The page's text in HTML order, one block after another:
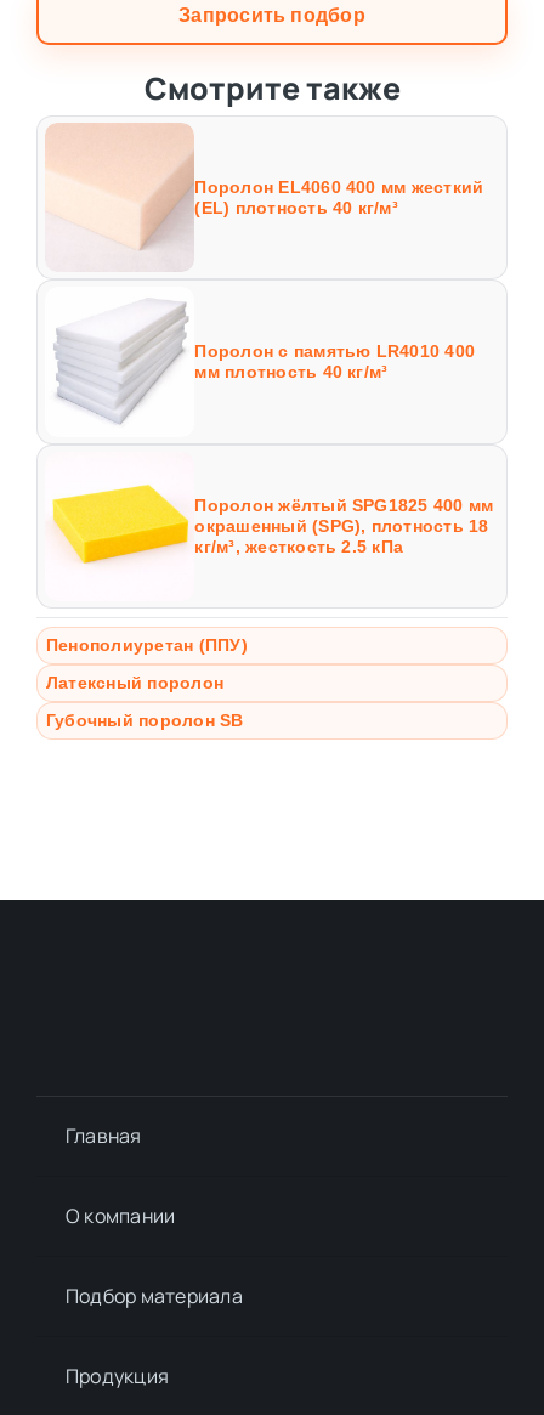
Запросить подбор
Смотрите также
Поролон EL4060 400 мм жесткий
(EL) плотность 40 кг/м³
Поролон с памятью LR4010 400
мм плотность 40 кг/м³
Поролон жёлтый SPG1825 400 мм
окрашенный (SPG), плотность 18
кг/м³, жесткость 2.5 кПа
Пенополиуретан (ППУ)
Латексный поролон
Губочный поролон SB
Главная
О компании
Подбор материалa
Продукция